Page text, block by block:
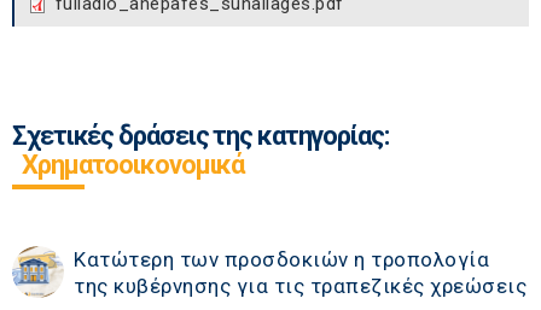
Σχετικές δράσεις της κατηγορίας:
Χρηματοοικονομικά
Κατώτερη των προσδοκιών η τροπολογία
της κυβέρνησης για τις τραπεζικές χρεώσεις